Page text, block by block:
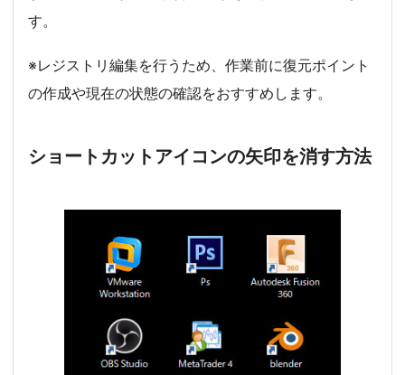
す。
※レジストリ編集を行うため、作業前に復元ポイント
の作成や現在の状態の確認をおすすめします。
ショートカットアイコンの矢印を消す方法